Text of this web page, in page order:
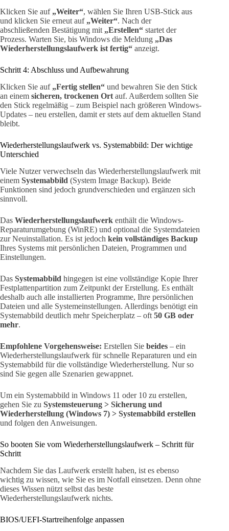
Klicken Sie auf „Weiter“, wählen Sie Ihren USB-Stick aus
und klicken Sie erneut auf „Weiter“. Nach der
abschließenden Bestätigung mit „Erstellen“ startet der
Prozess. Warten Sie, bis Windows die Meldung „Das
Wiederherstellungslaufwerk ist fertig“ anzeigt.
Schritt 4: Abschluss und Aufbewahrung
Klicken Sie auf „Fertig stellen“ und bewahren Sie den Stick
an einem sicheren, trockenen Ort auf. Außerdem sollten Sie
den Stick regelmäßig – zum Beispiel nach größeren Windows-
Updates – neu erstellen, damit er stets auf dem aktuellen Stand
bleibt.
Wiederherstellungslaufwerk vs. Systemabbild: Der wichtige
Unterschied
Viele Nutzer verwechseln das Wiederherstellungslaufwerk mit
einem Systemabbild (System Image Backup). Beide
Funktionen sind jedoch grundverschieden und ergänzen sich
sinnvoll.
Das Wiederherstellungslaufwerk enthält die Windows-
Reparaturumgebung (WinRE) und optional die Systemdateien
zur Neuinstallation. Es ist jedoch kein vollständiges Backup
Ihres Systems mit persönlichen Dateien, Programmen und
Einstellungen.
Das Systemabbild hingegen ist eine vollständige Kopie Ihrer
Festplattenpartition zum Zeitpunkt der Erstellung. Es enthält
deshalb auch alle installierten Programme, Ihre persönlichen
Dateien und alle Systemeinstellungen. Allerdings benötigt ein
Systemabbild deutlich mehr Speicherplatz – oft 50 GB oder
mehr.
Empfohlene Vorgehensweise: Erstellen Sie beides – ein
Wiederherstellungslaufwerk für schnelle Reparaturen und ein
Systemabbild für die vollständige Wiederherstellung. Nur so
sind Sie gegen alle Szenarien gewappnet.
Um ein Systemabbild in Windows 11 oder 10 zu erstellen,
gehen Sie zu Systemsteuerung > Sicherung und
Wiederherstellung (Windows 7) > Systemabbild erstellen
und folgen den Anweisungen.
So booten Sie vom Wiederherstellungslaufwerk – Schritt für
Schritt
Nachdem Sie das Laufwerk erstellt haben, ist es ebenso
wichtig zu wissen, wie Sie es im Notfall einsetzen. Denn ohne
dieses Wissen nützt selbst das beste
Wiederherstellungslaufwerk nichts.
BIOS/UEFI-Startreihenfolge anpassen